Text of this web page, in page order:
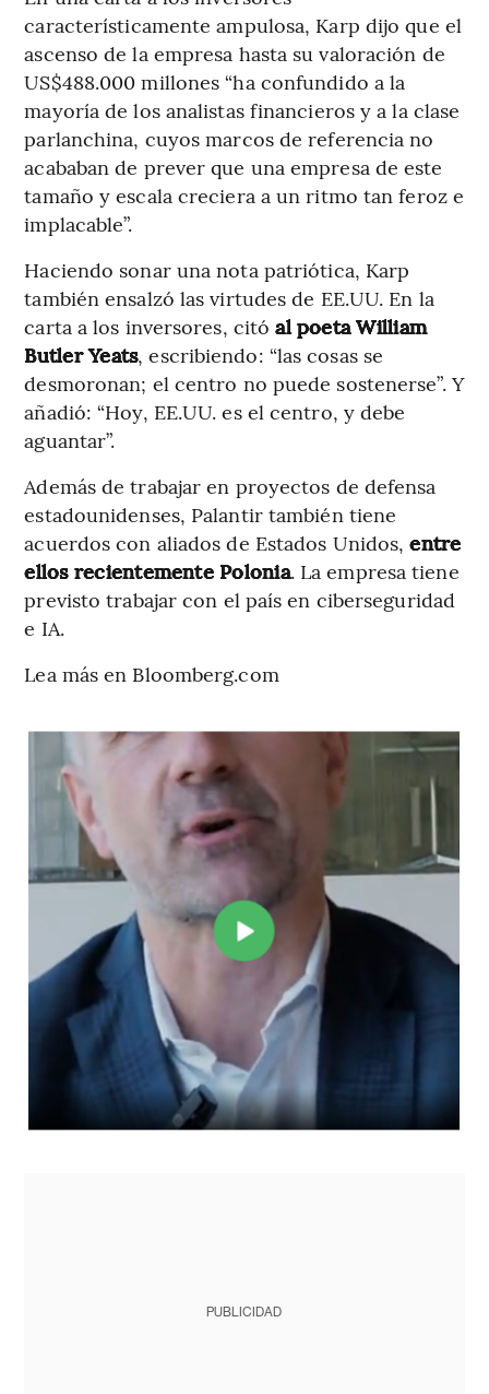
característicamente ampulosa, Karp dijo que el
ascenso de la empresa hasta su valoración de
US$488.000 millones “ha confundido a la
mayoría de los analistas financieros y a la clase
parlanchina, cuyos marcos de referencia no
acababan de prever que una empresa de este
tamaño y escala creciera a un ritmo tan feroz e
implacable”.
Haciendo sonar una nota patriótica, Karp
también ensalzó las virtudes de EE.UU. En la
carta a los inversores, citóal poeta William
Butler Yeats, escribiendo: “las cosas se
desmoronan; el centro no puede sostenerse”. Y
añadió: “Hoy, EE.UU. es el centro, y debe
aguantar”.
Además de trabajar en proyectos de defensa
estadounidenses, Palantir también tiene
acuerdos con aliados de Estados Unidos,entre
ellos recientemente Polonia. La empresa tiene
previsto trabajar con el país en ciberseguridad
e IA.
Lea más en Bloomberg.com
PUBLICIDAD